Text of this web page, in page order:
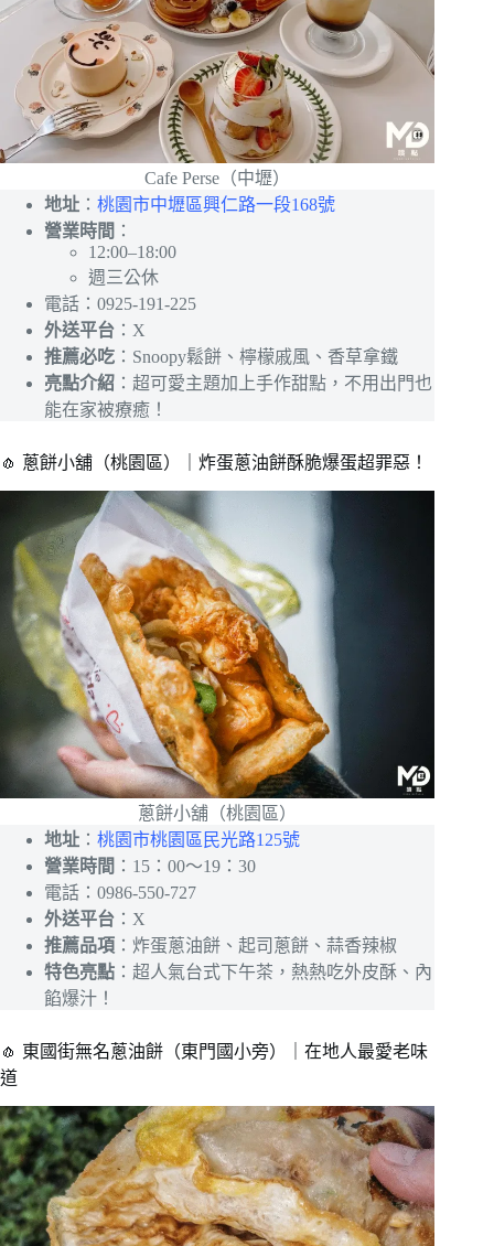
Cafe Perse（中壢）
地址 ： 桃園市中壢區興仁路一段168號
營業時間 ：
12:00–18:00
週三公休
電話：0925-191-225
外送平台 ：X
推薦必吃 ：Snoopy鬆餅、檸檬戚風、香草拿鐵
亮點介紹 ：超可愛主題加上手作甜點，不用出門也
能在家被療癒！
🧄 蔥餅小舖（桃園區）｜炸蛋蔥油餅酥脆爆蛋超罪惡！
蔥餅小舖（桃園區）
地址 ： 桃園市桃園區民光路125號
營業時間 ：15：00～19：30
電話：0986-550-727
外送平台 ：X
推薦品項 ：炸蛋蔥油餅、起司蔥餅、蒜香辣椒
特色亮點 ：超人氣台式下午茶，熱熱吃外皮酥、內
餡爆汁！
🧄 東國街無名蔥油餅（東門國小旁）｜在地人最愛老味
道